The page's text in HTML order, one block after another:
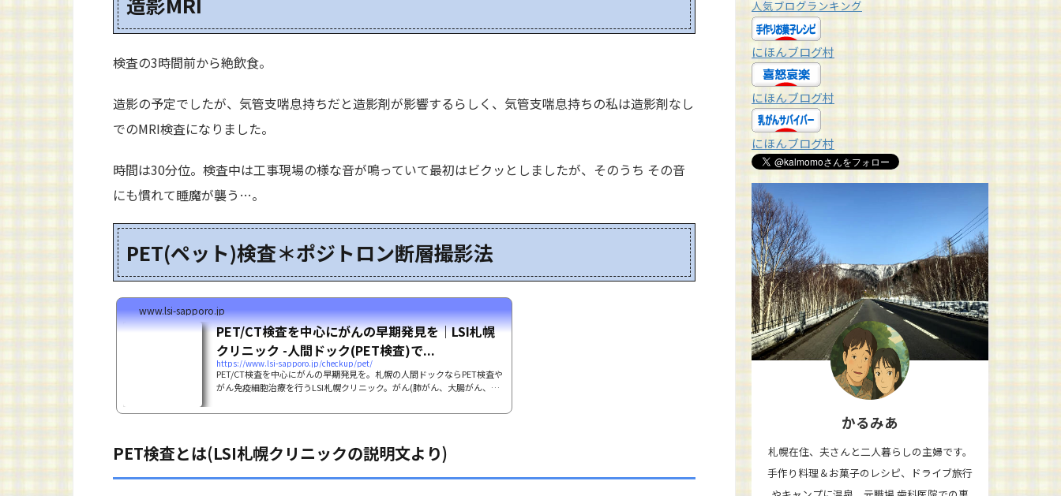
検査の3時間前から絶飲食。
造影の予定でしたが、気管支喘息持ちだと造影剤が影響するらしく、気管支喘息持ちの私は造影剤なし
でのMRI検査になりました。
時間は30分位。検査中は工事現場の様な音が鳴っていて最初はビクッとしましたが、そのうち その音
にも慣れて睡魔が襲う…。
PET(ペット)検査＊ポジトロン断層撮影法
www.lsi-sapporo.jp
PET/CT検査を中心にがんの早期発見を｜LSI札幌
クリニック -人間ドック(PET検査)で...
https://www.lsi-sapporo.jp/checkup/pet/
PET/CT検査を中心にがんの早期発見を。札幌の人間ドックならPET検査や
がん免疫細胞治療を行うLSI札幌クリニック。がん(肺がん、大腸がん、胃
PET検査とは(LSI札幌クリニックの説明文より)
人気ブログランキング
にほんブログ村
にほんブログ村
にほんブログ村
かるみあ
札幌在住、夫さんと二人暮らしの主婦です。
手作り料理＆お菓子のレシピ、ドライブ旅行